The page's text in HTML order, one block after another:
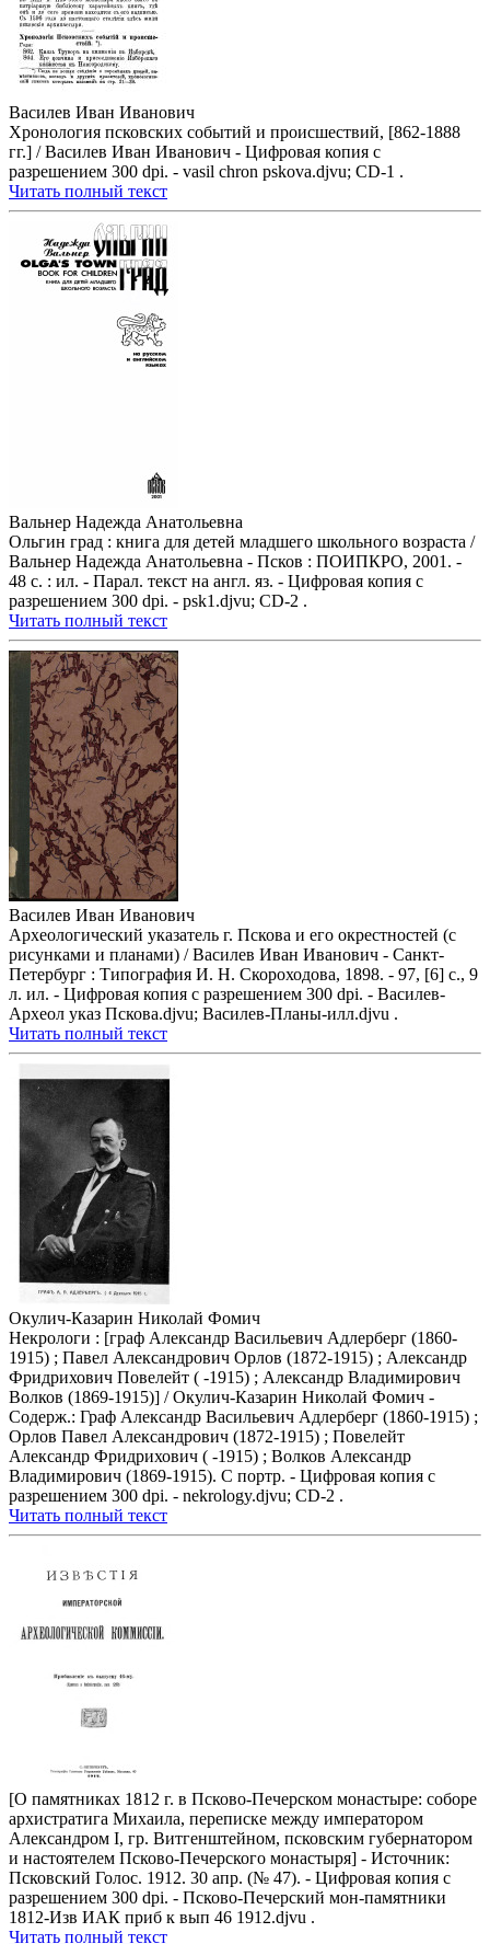
Василев Иван Иванович
Хронология псковских событий и происшествий, [862-1888
гг.] / Василев Иван Иванович - Цифровая копия с
разрешением 300 dpi. - vasil chron pskova.djvu; CD-1 .
Читать полный текст
Вальнер Надежда Анатольевна
Ольгин град : книга для детей младшего школьного возраста /
Вальнер Надежда Анатольевна - Псков : ПОИПКРО, 2001. -
48 с. : ил. - Парал. текст на англ. яз. - Цифровая копия с
разрешением 300 dpi. - psk1.djvu; CD-2 .
Читать полный текст
Василев Иван Иванович
Археологический указатель г. Пскова и его окрестностей (с
рисунками и планами) / Василев Иван Иванович - Санкт-
Петербург : Типография И. Н. Скороходова, 1898. - 97, [6] с., 9
л. ил. - Цифровая копия с разрешением 300 dpi. - Василев-
Археол указ Пскова.djvu; Василев-Планы-илл.djvu .
Читать полный текст
Окулич-Казарин Николай Фомич
Некрологи : [граф Александр Васильевич Адлерберг (1860-
1915) ; Павел Александрович Орлов (1872-1915) ; Александр
Фридрихович Повелейт ( -1915) ; Александр Владимирович
Волков (1869-1915)] / Окулич-Казарин Николай Фомич -
Содерж.: Граф Александр Васильевич Адлерберг (1860-1915) ;
Орлов Павел Александрович (1872-1915) ; Повелейт
Александр Фридрихович ( -1915) ; Волков Александр
Владимирович (1869-1915). С портр. - Цифровая копия с
разрешением 300 dpi. - nekrology.djvu; CD-2 .
Читать полный текст
[О памятниках 1812 г. в Псково-Печерском монастыре: соборе
архистратига Михаила, переписке между императором
Александром I, гр. Витгенштейном, псковским губернатором
и настоятелем Псково-Печерского монастыря] - Источник:
Псковский Голос. 1912. 30 апр. (№ 47). - Цифровая копия с
разрешением 300 dpi. - Псково-Печерский мон-памятники
1812-Изв ИАК приб к вып 46 1912.djvu .
Читать полный текст